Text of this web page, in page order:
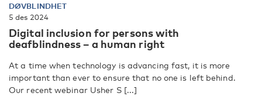
DØVBLINDHET
5 des 2024
Digital inclusion for persons with
deafblindness – a human right
At a time when technology is advancing fast, it is more
important than ever to ensure that no one is left behind.
Our recent webinar Usher S [...]